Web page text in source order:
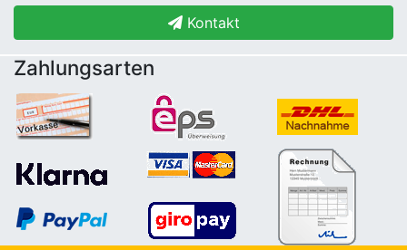
Kontakt
Zahlungsarten